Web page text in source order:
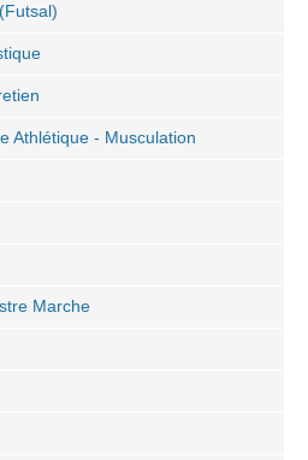
Athlétique - Musculation
Marche